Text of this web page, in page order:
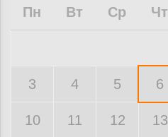
Пн Вт Ср Чт
3 4 5 6
10 11 12 13